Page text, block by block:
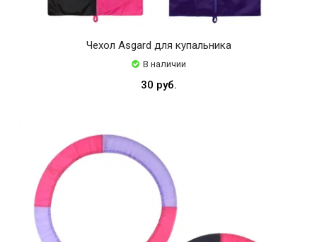
Чехол Asgard для купальника
В наличии
30 руб.